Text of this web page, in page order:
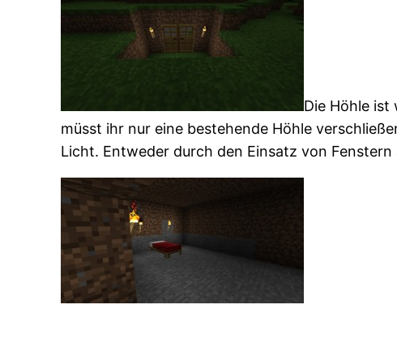
Die Höhle
müsst ihr nur eine bestehende Höhle
Licht. Entweder durch den Einsatz von Fenstern